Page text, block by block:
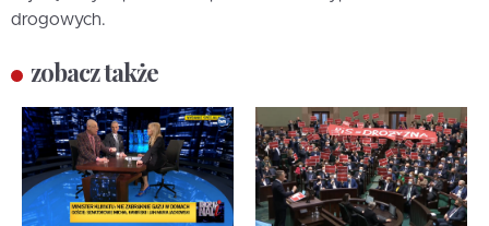
drogowych.
zobacz także